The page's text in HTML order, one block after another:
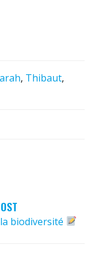
, Thibaut,
biodiversité